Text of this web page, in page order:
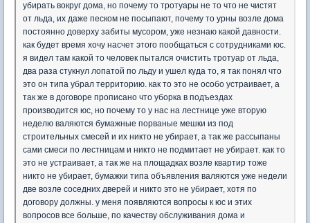
убирать вокруг дома, но почему то тротуары не то что не чистят
от льда, их даже песком не посыпают, почему то урны возле дома
постоянно доверху забиты мусором, уже незнаю какой давности.
как будет время хочу насчет этого пообщаться с сотрудниками юс.
я видел там какой то человек пытался очистить тротуар от льда,
два раза стукнул лопатой по льду и ушел куда то, я так понял что
это он типа убрал территорию. как то это не особо устраивает, а
так же в договоре прописано что уборка в подъездах
производится юс, но почему то у нас на лестнице уже вторую
неделю валяются бумажные порваные мешки из под
строительных смесей и их никто не убирает, а так же рассыпаны
сами смеси по лестницам и никто не подмитает не убирает. как то
это не устраивает, а так же на площадках возле квартир тоже
никто не убирает, бумажки типа объявления валяются уже недели
две возле соседних дверей и никто это не убирает, хотя по
договору должны. у меня появляются вопросы к юс и этих
вопросов все больше, по качеству обслуживания дома и